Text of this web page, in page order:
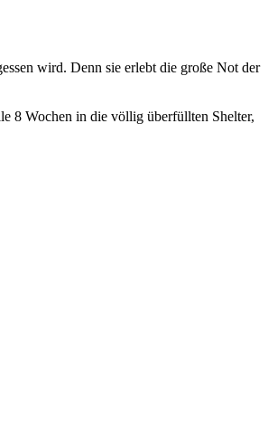
wird. Denn sie erlebt die große Not der
8 Wochen in die völlig überfüllten Shelter,